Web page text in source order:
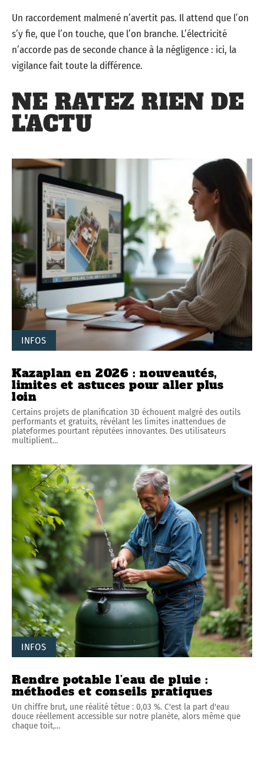
Un raccordement malmené n’avertit pas. Il attend que l’on
s’y fie, que l’on touche, que l’on branche. L’électricité
n’accorde pas de seconde chance à la négligence : ici, la
vigilance fait toute la différence.
NE RATEZ RIEN DE
L'ACTU
INFOS
Kazaplan en 2026 : nouveautés,
limites et astuces pour aller plus
loin
Certains projets de planification 3D échouent malgré des outils
performants et gratuits, révélant les limites inattendues de
plateformes pourtant réputées innovantes. Des utilisateurs
multiplient…
INFOS
Rendre potable l’eau de pluie :
méthodes et conseils pratiques
Un chiffre brut, une réalité têtue : 0,03 %. C'est la part d'eau
douce réellement accessible sur notre planète, alors même que
chaque toit,…